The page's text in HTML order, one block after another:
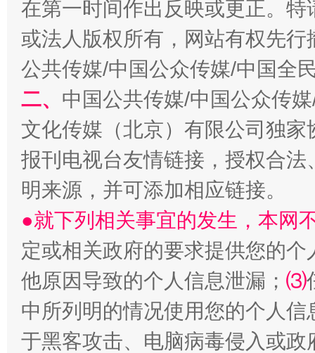
受贿1.44亿！段成刚被判无期 从幼
全民健身五年计划来了！等你上场
在第一时间作出反映或更正。
或法人版权所有，网站有权先
公共传媒/中国公众传媒/中国全
二、 中国公共传媒/中国公众传
文化传媒（北京）有限公司独
报刊电视台友情链接，授权合
明来源，并可添加相应链接。
●就下列相关事宜的发生，本网
定或相关政府的要求提供您的个
他原因导致的个人信息泄漏； ⑶
中所列明的情况使用您的个人
于黑客攻击、电脑病毒侵入或